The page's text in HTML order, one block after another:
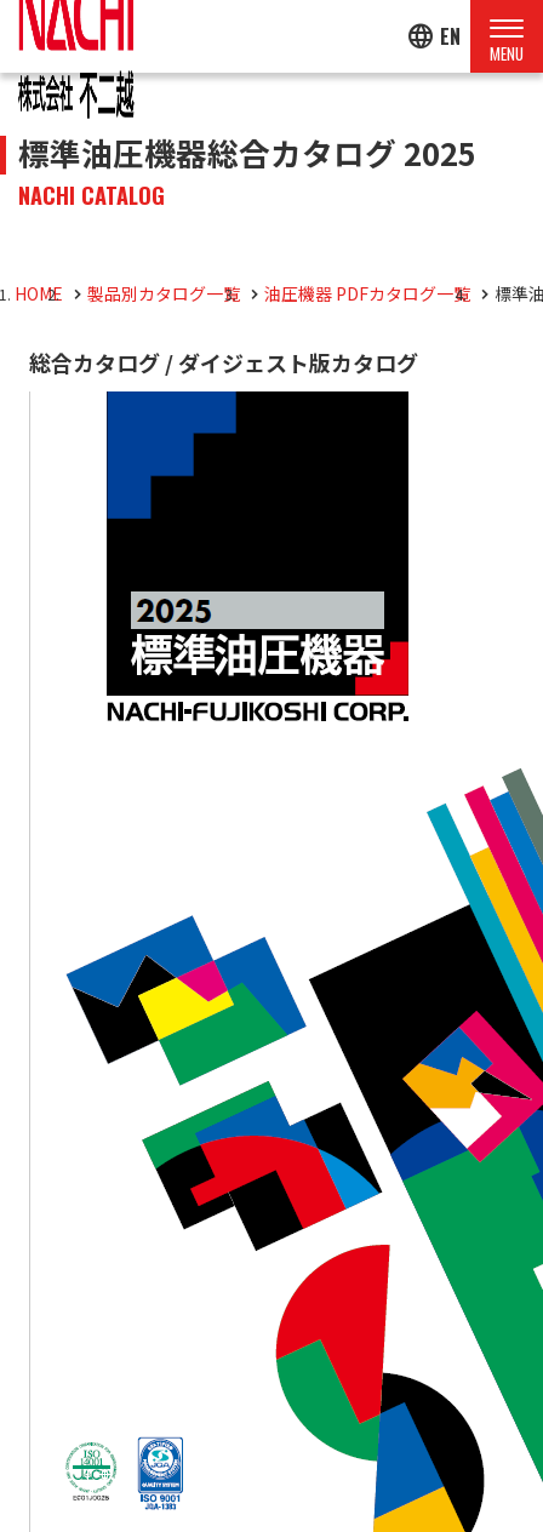
language EN
標準油圧機器総合カタログ 2025
NACHI CATALOG
HOME 製品別カタログ一覧 油圧機器 PDFカタログ一覧 標準
総合カタログ / ダイジェスト版カタログ